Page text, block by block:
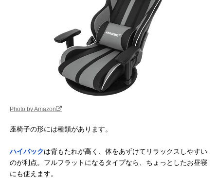
東谷(Azumaya-kk)
もこもこワイドリ
クライナー FKC-
005
ソファ代わりにも
なる2人掛け座椅
子
タンスのゲン へた
りにくいポケット
コイル 座椅子
15210040
ポケットコイル＆
立体クッション採
用モデル
AKRacing 極坐 V2
ゲーミング座椅子
楽に向きを変えら
れる回転式ゲーミ
Amazonで見る
‎山善(YAMAZEN)
優しい座椅子
Amazonで見る
セルタン
(Cellutane) 食パン
おいしそうでかわ
いいデザインが魅
幅45×奥行54～
87×高さ11～
Photo by Amazon
座椅子の形には種類があります。
ハイバックは背もたれが高く、体をあずけてリラックスしやすい
のが利点。フルフラットになるタイプなら、ちょっとしたお昼寝
にも使えます。